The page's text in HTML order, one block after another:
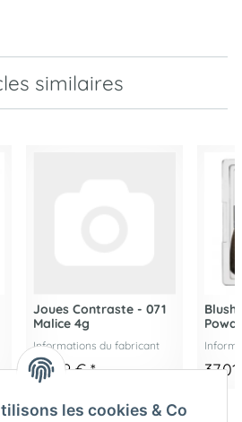
similaires
Joues Contraste - 071
Malice 4g
Informations du fabricant
83,29 €*
les cookies & Co